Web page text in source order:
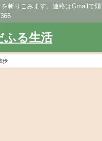
斬りこみます。連絡はGmailで頭
ふる生活
歩